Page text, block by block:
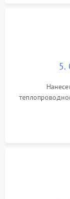
5.
шлейфов,